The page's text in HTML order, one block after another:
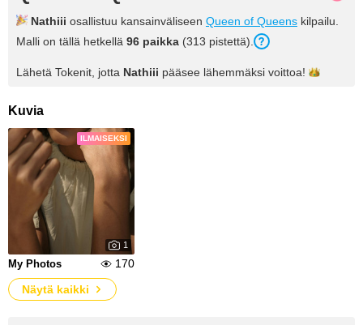
Nathiii osallistuu kansainväliseen Queen of Queens kilpailu.
Malli on tällä hetkellä 96 paikka (313 pistettä).
Lähetä Tokenit, jotta Nathiii pääsee lähemmäksi voittoa!
Kuvia
ILMAISEKSI
1
My Photos
170
Näytä kaikki